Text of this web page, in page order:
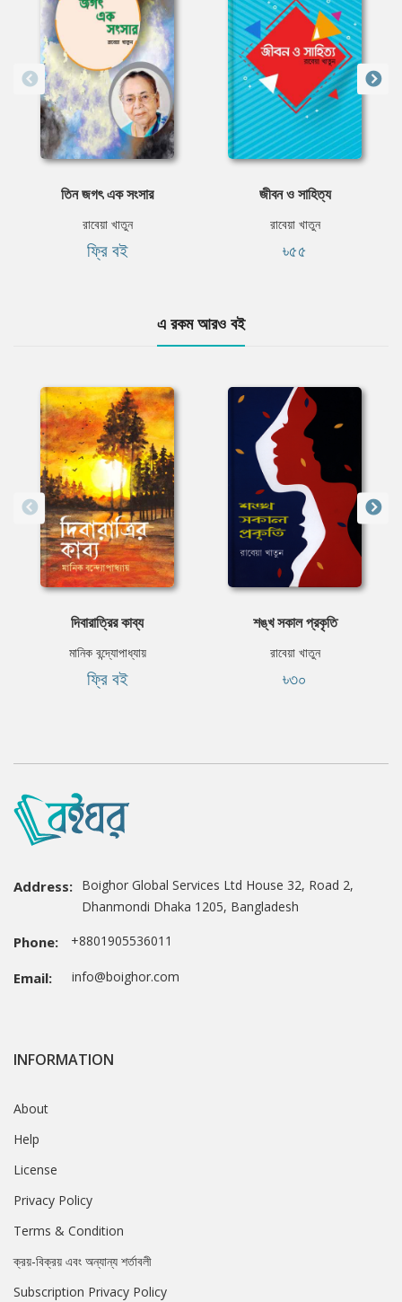
তিন জগৎ এক সংসার
রাবেয়া খাতুন
ফ্রি বই
জীবন ও সাহিত্য
রাবেয়া খাতুন
৳৫৫
এ রকম আরও বই
দিবারাত্রির কাব্য
মানিক বন্দ্যোপাধ্যায়
ফ্রি বই
শঙ্খ সকাল প্রকৃতি
রাবেয়া খাতুন
৳৩০
Address: Boighor Global Services Ltd House 32, Road 2,
Dhanmondi Dhaka 1205, Bangladesh
Phone: +8801905536011
Email: info@boighor.com
INFORMATION
About
Help
License
Privacy Policy
Terms & Condition
ক্রয়-বিক্রয় এবং অন্যান্য শর্তাবলী
Subscription Privacy Policy